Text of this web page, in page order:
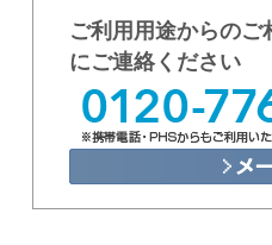
ご利用用途からの
にご連絡ください